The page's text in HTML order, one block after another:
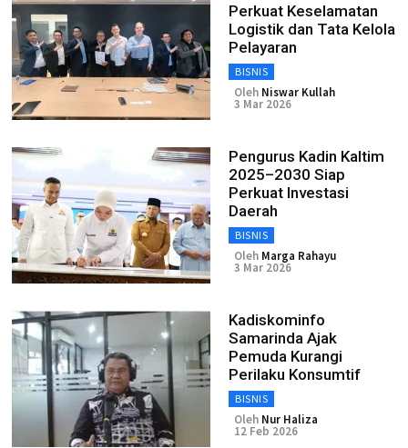
Perkuat Keselamatan
Logistik dan Tata Kelola
Pelayaran
BISNIS
Oleh Niswar Kullah
3 Mar 2026
Pengurus Kadin Kaltim
2025–2030 Siap
Perkuat Investasi
Daerah
BISNIS
Oleh Marga Rahayu
3 Mar 2026
Kadiskominfo
Samarinda Ajak
Pemuda Kurangi
Perilaku Konsumtif
BISNIS
Oleh Nur Haliza
12 Feb 2026